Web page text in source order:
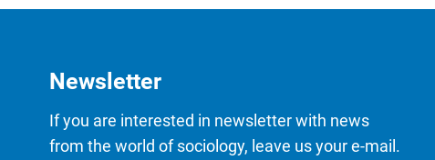
Newsletter
If you are interested in newsletter with news
from the world of sociology, leave us your e-mail.